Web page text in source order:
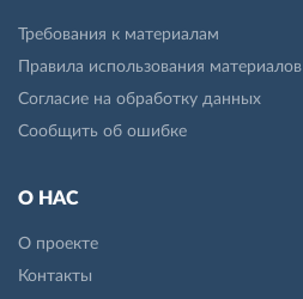
Требования к материалам
Правила использования материалов
Согласие на обработку данных
Сообщить об ошибке
О НАС
О проекте
Контакты